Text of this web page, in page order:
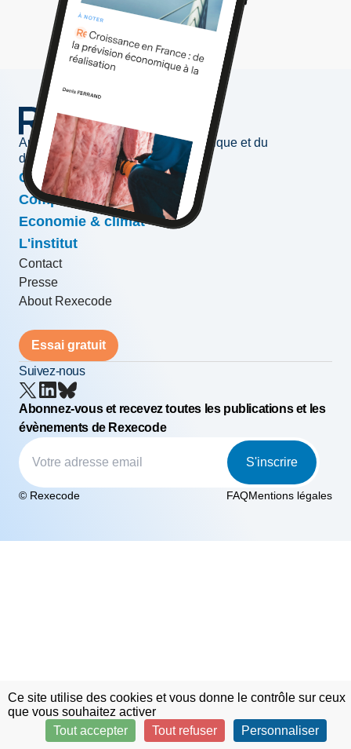
Au service de l'information économique et du
développement des entreprises
Conjoncture & prévisions
Compétitivité & croissance
Economie & climat
L'institut
Contact
Presse
About Rexecode
Essai gratuit
Suivez-nous
Abonnez-vous et recevez toutes les publications et les
évènements de Rexecode
S'inscrire
© Rexecode FAQMentions légales
Ce site utilise des cookies et vous donne le contrôle sur ceux
que vous souhaitez activer
Tout accepter
Tout refuser Personnaliser